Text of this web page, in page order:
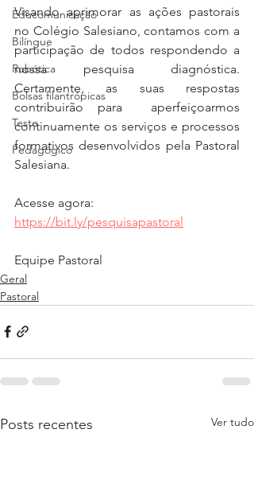
Educomunicação
Bilíngue
Robótica
Bolsas filantrópicas
Teste
Pedagógico
Visando aprimorar as ações pastorais
no Colégio Salesiano, contamos com a
participação de todos respondendo a
nossa pesquisa diagnóstica.
Certamente, as suas respostas
contribuirão para  aperfeiçoarmos
continuamente os serviços e processos
formativos desenvolvidos pela Pastoral
Salesiana.
Acesse agora:
https://bit.ly/pesquisapastoral
Equipe Pastoral
Geral
Pastoral
Posts recentes Ver tudo